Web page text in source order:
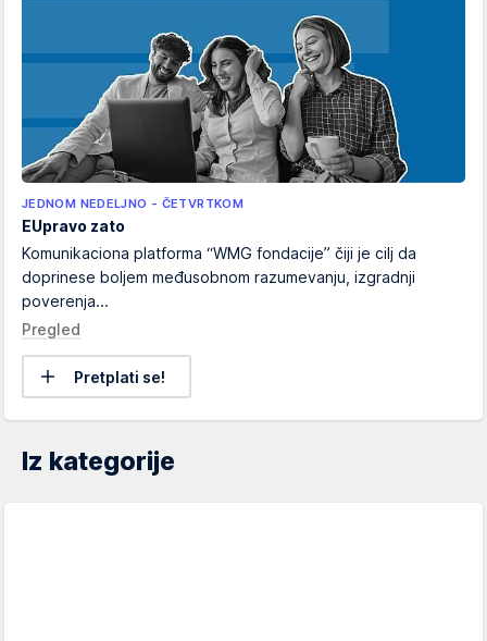
JEDNOM NEDELJNO - ČETVRTKOM
EUpravo zato
Komunikaciona platforma “WMG fondacije” čiji je cilj da
doprinese boljem međusobnom razumevanju, izgradnji
poverenja...
Pregled
Pretplati se!
Iz kategorije